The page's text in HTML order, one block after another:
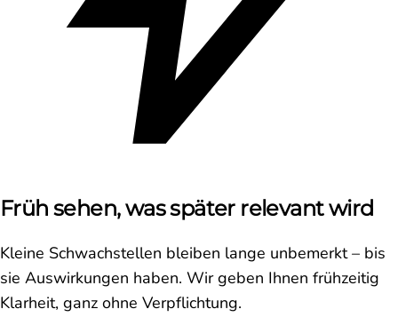
Früh sehen, was später relevant wird
Kleine Schwachstellen bleiben lange unbemerkt – bis
sie Auswirkungen haben. Wir geben Ihnen frühzeitig
Klarheit, ganz ohne Verpflichtung.